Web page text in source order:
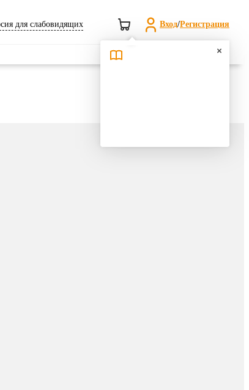
для слабовидящих Вход/Регистрация
Поиск